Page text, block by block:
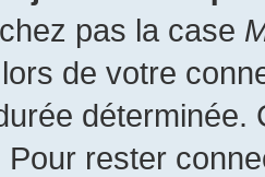
pas la case
lors de votre
déterminée.
rester